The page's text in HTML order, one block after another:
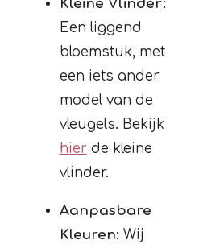
Kleine Vlinder:
Een liggend
bloemstuk, met
een iets ander
model van de
vleugels. Bekijk
hierde kleine
vlinder.
Aanpasbare
Kleuren: Wij